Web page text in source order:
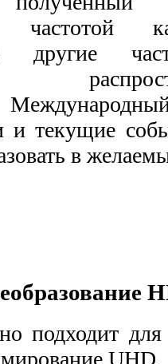
частотой
в другие
и текущие
в
подходит для
UHD.